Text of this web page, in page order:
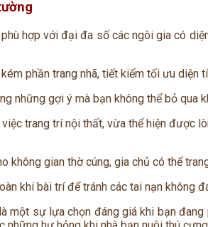
phù hợp với đại đa số các ngôi gia có
phần trang nhã, tiết kiếm tối ưu
những gợi ý mà bạn không thể bỏ qua
trang trí nội thất, vừa thể hiện được
không gian thờ cúng, gia chủ có thể
khi bài trí để tránh các tai nạn không
một sự lựa chọn đáng giá khi bạn